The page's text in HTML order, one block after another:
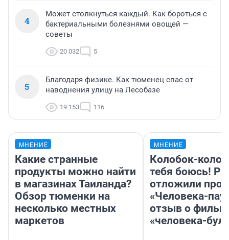
4
Может столкнуться каждый. Как бороться с
бактериальными болезнями овощей —
советы
20 032 5
5
Благодаря физике. Как тюменец спас от
наводнения улицу на Лесобазе
19 153 116
МНЕНИЕ
Какие странные
продукты можно найти
в магазинах Таиланда?
Обзор тюменки на
несколько местных
маркетов
МНЕНИЕ
Колобок-
тебя боюсь!
отложили
«Человека-
отзыв о
«человека-